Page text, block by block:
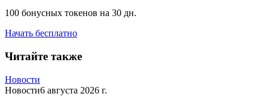
100 бонусных токенов на 30 дн.
Начать бесплатно
Читайте также
Новости
Новости6 августа 2026 г.